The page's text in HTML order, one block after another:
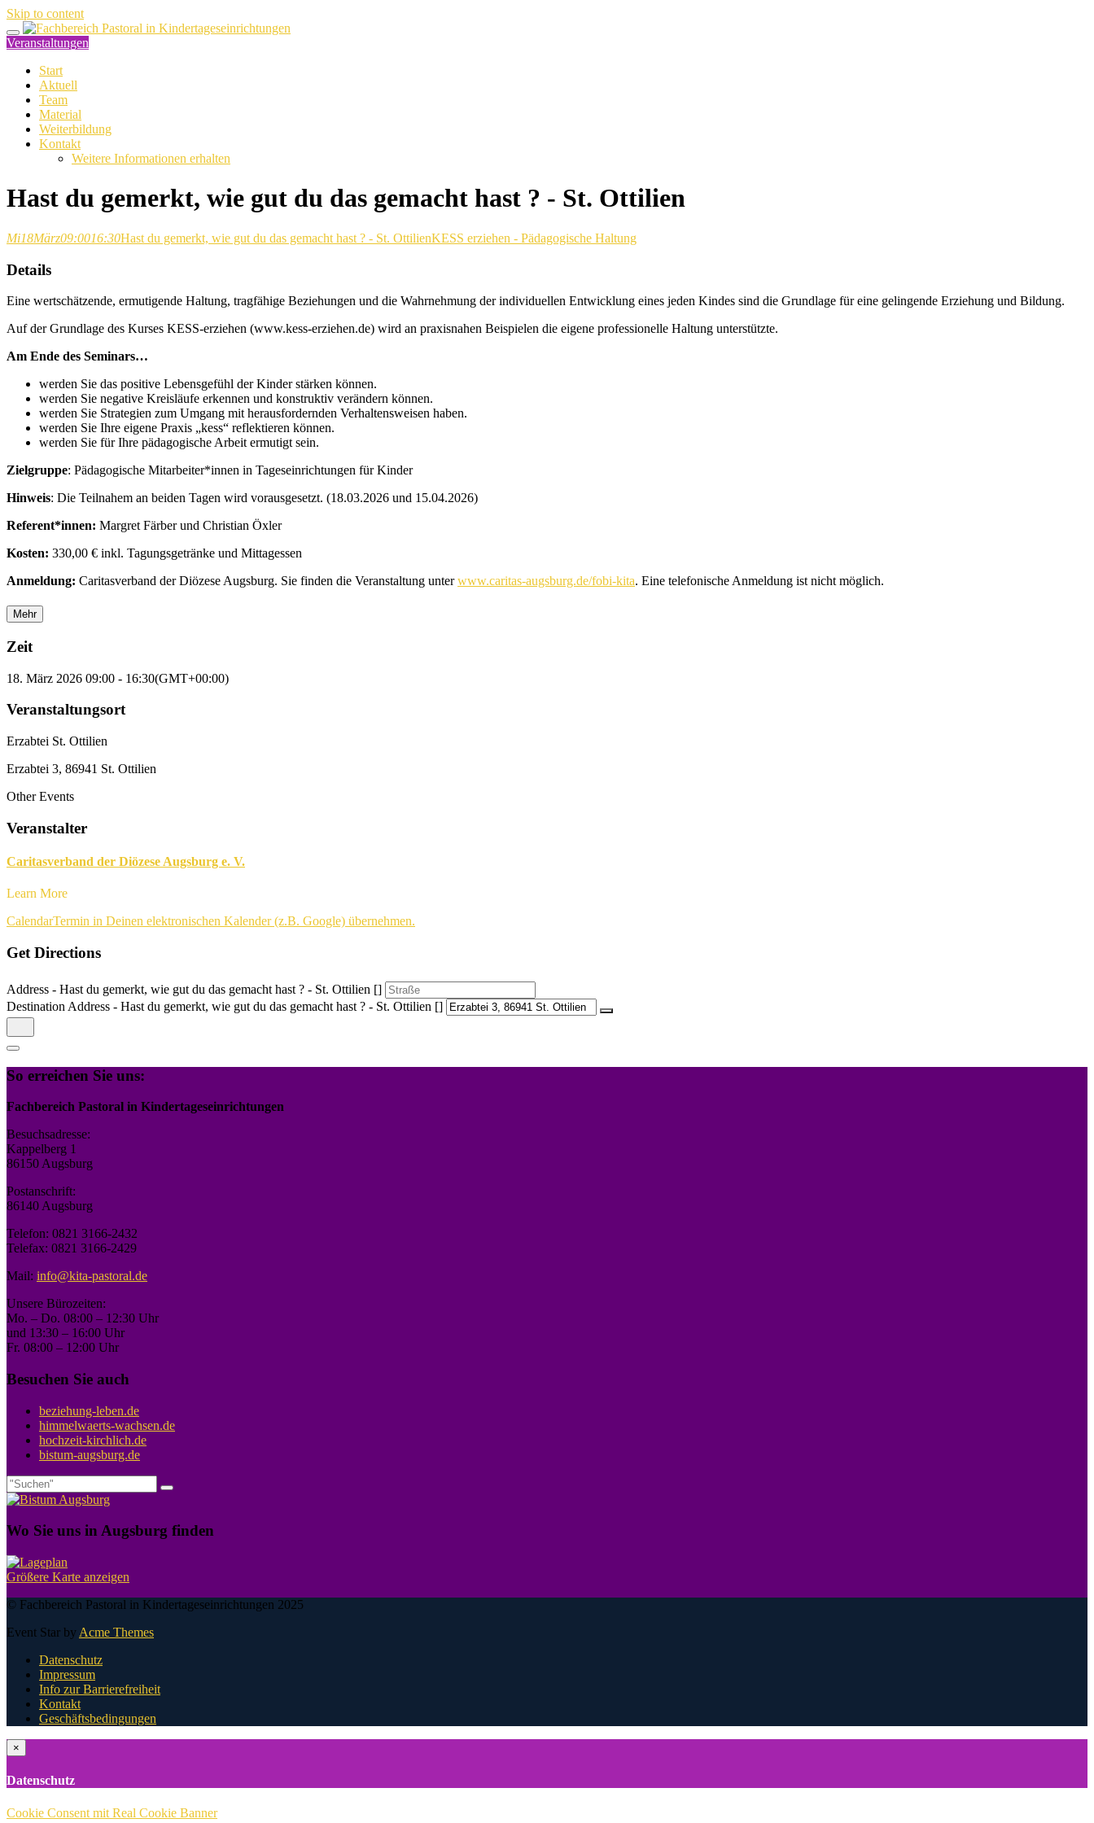
Skip to content
Veranstaltungen
Start
Aktuell
Team
Material
Weiterbildung
Kontakt
Weitere Informationen erhalten
Hast du gemerkt, wie gut du das gemacht hast ? - St. Ottilien
Mi18März09:0016:30Hast du gemerkt, wie gut du das gemacht hast ? - St. OttilienKESS erziehen - Pädagogische Haltung
Details
Eine wertschätzende, ermutigende Haltung, tragfähige Beziehungen und die Wahrnehmung der individuellen Entwicklung eines jeden Kindes sind die Grundlage für eine gelingende Erziehung und Bildung.
Auf der Grundlage des Kurses KESS-erziehen (www.kess-erziehen.de) wird an praxisnahen Beispielen die eigene professionelle Haltung unterstützte.
Am Ende des Seminars…
werden Sie das positive Lebensgefühl der Kinder stärken können.
werden Sie negative Kreisläufe erkennen und konstruktiv verändern können.
werden Sie Strategien zum Umgang mit herausfordernden Verhaltensweisen haben.
werden Sie Ihre eigene Praxis „kess“ reflektieren können.
werden Sie für Ihre pädagogische Arbeit ermutigt sein.
Zielgruppe: Pädagogische Mitarbeiter*innen in Tageseinrichtungen für Kinder
Hinweis: Die Teilnahem an beiden Tagen wird vorausgesetzt. (18.03.2026 und 15.04.2026)
Referent*innen: Margret Färber und Christian Öxler
Kosten: 330,00 € inkl. Tagungsgetränke und Mittagessen
Anmeldung: Caritasverband der Diözese Augsburg. Sie finden die Veranstaltung unterwww.caritas-augsburg.de/fobi-kita. Eine telefonische Anmeldung ist nicht möglich.
Mehr
Zeit
18. März 2026 09:00 - 16:30(GMT+00:00)
Veranstaltungsort
Erzabtei St. Ottilien
Erzabtei 3, 86941 St. Ottilien
Other Events
Veranstalter
Caritasverband der Diözese Augsburg e. V.
Learn More
CalendarTermin in Deinen elektronischen Kalender (z.B. Google) übernehmen.
Get Directions
Address - Hast du gemerkt, wie gut du das gemacht hast ? - St. Ottilien []
Destination Address - Hast du gemerkt, wie gut du das gemacht hast ? - St. Ottilien []
So erreichen Sie uns:
Fachbereich Pastoral in Kindertageseinrichtungen
Besuchsadresse:
Kappelberg 1
86150 Augsburg
Postanschrift:
86140 Augsburg
Telefon: 0821 3166-2432
Telefax: 0821 3166-2429
Mail: info@kita-pastoral.de
Unsere Bürozeiten:
Mo. – Do. 08:00 – 12:30 Uhr
und 13:30 – 16:00 Uhr
Fr. 08:00 – 12:00 Uhr
Besuchen Sie auch
beziehung-leben.de
himmelwaerts-wachsen.de
hochzeit-kirchlich.de
bistum-augsburg.de
Wo Sie uns in Augsburg finden
Größere Karte anzeigen
© Fachbereich Pastoral in Kindertageseinrichtungen 2025
Event Star by Acme Themes
Datenschutz
Impressum
Info zur Barrierefreiheit
Kontakt
Geschäftsbedingungen
×
Datenschutz
Cookie Consent mit Real Cookie Banner